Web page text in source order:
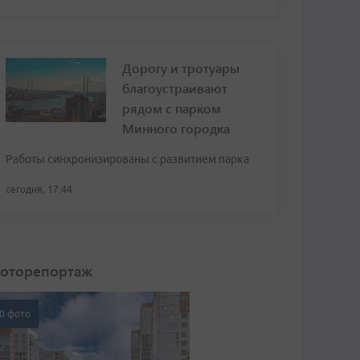
Дорогу и тротуары
благоустраивают
рядом с парком
Минного городка
Работы синхронизированы с развитием парка
сегодня, 17:44
фото